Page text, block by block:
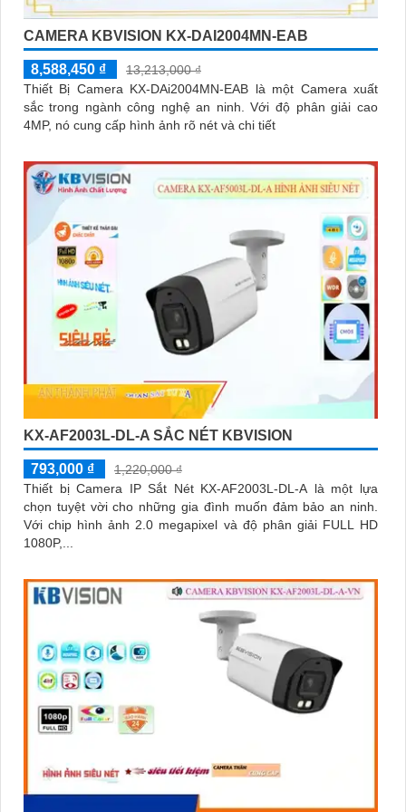
CAMERA KBVISION KX-DAI2004MN-EAB
8,588,450 ₫
13,213,000 ₫
Thiết Bị Camera KX-DAi2004MN-EAB là một Camera xuất
sắc trong ngành công nghệ an ninh. Với độ phân giải cao
4MP, nó cung cấp hình ảnh rõ nét và chi tiết
KX-AF2003L-DL-A SẮC NÉT KBVISION
793,000 ₫
1,220,000 ₫
Thiết bị Camera IP Sắt Nét KX-AF2003L-DL-A là một lựa
chọn tuyệt vời cho những gia đình muốn đảm bảo an ninh.
Với chip hình ảnh 2.0 megapixel và độ phân giải FULL HD
1080P,...